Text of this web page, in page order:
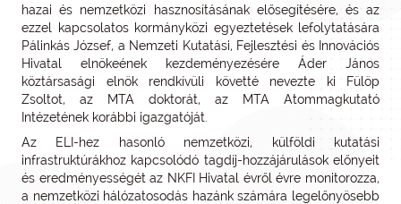
hazai és nemzetközi hasznosításának elősegítésére, és az
ezzel kapcsolatos kormányközi egyeztetések lefolytatására
Pálinkás József, a Nemzeti Kutatási, Fejlesztési és Innovációs
Hivatal elnökeének kezdeményezésére Áder János
köztársasági elnök rendkívüli követté nevezte ki Fülöp
Zsoltot, az MTA doktorát, az MTA Atommagkutató
Intézetének korábbi igazgatóját.
Az ELI-hez hasonló nemzetközi, külföldi kutatási
infrastruktúrákhoz kapcsolódó tagdíj-hozzájárulások előnyeit
és eredményességét az NKFI Hivatal évről évre monitorozza,
a nemzetközi hálózatosodás hazánk számára legelőnyösebb